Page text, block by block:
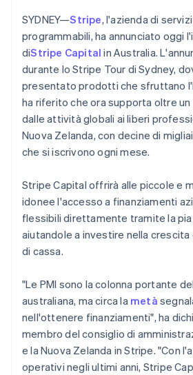
Prevenzione delle frodi
Atlas
Costituzione di start-up
Climate
Rimozione del carbonio
Identity
Verifica online dell'identità
Stripe Sessions 2026
Scopri come Stripe sta
Guarda ora
Ecosistema
Partner
Stripe App
SYDNEY—Stripe, l'azienda di
programmabili, ha annunciato oggi
diStripe Capital in Australia.
durante lo Stripe Tour di Sydney,
presentato prodotti che sfruttano
ha riferito che ora supporta oltre
dalle attività globali ai liberi
Nuova Zelanda, con decine di
che si iscrivono ogni mese.
Stripe Capital offrirà alle piccole e
idonee l'accesso a finanziamenti
flessibili direttamente tramite la
aiutandole a investire nella
di cassa.
"Le PMI sono la colonna portante
australiana, ma circa la metà
nell'ottenere finanziamenti", ha
membro del consiglio di
e la Nuova Zelanda in Stripe. "Con
operativi negli ultimi anni, Stripe
Cina continentale
简体中文English
Cipro
English
Croazia
EnglishItaliano
Danimarca
English
Emirati Arabi Uniti
English
Estonia
Finlandia
EnglishSvenska
Francia
Français English
Deutsch
日本語English
Gibilterra
English
Grecia
English
India
English